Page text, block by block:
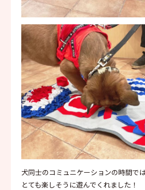
犬同士のコミュニケーションの時間で
とても楽しそうに遊んでくれました！